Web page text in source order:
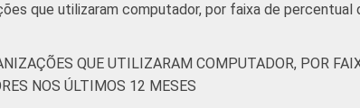
que utilizaram computador, por faixa de
QUE UTILIZARAM COMPUTADOR, POR
NOS ÚLTIMOS 12 MESES